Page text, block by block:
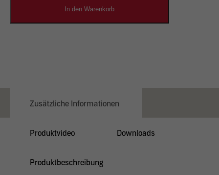
In den Warenkorb
Zusätzliche Informationen
Produktvideo Downloads
Produktbeschreibung